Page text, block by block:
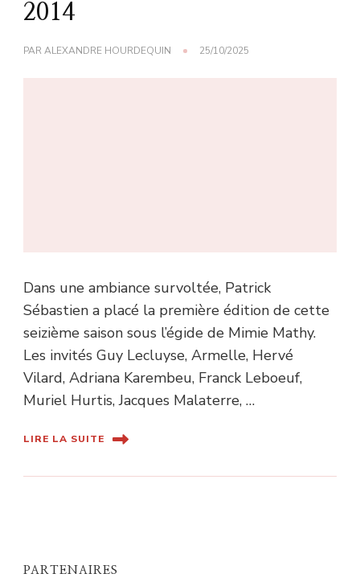
2014
PARALEXANDRE HOURDEQUIN 25/10/2025
Dans une ambiance survoltée, Patrick
Sébastien a placé la première édition de cette
seizième saison sous l’égide de Mimie Mathy.
Les invités Guy Lecluyse, Armelle, Hervé
Vilard, Adriana Karembeu, Franck Leboeuf,
Muriel Hurtis, Jacques Malaterre, …
LIRE LA SUITE
PARTENAIRES